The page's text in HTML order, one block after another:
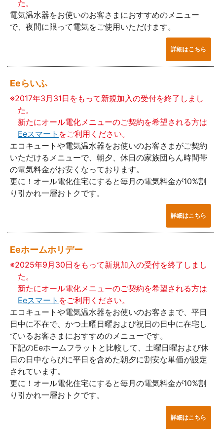
た。
電気温水器をお使いのお客さまにおすすめのメニュー
で、夜間に限って電気をご使用いただけます。
詳細はこちら
Eeらいふ
※2017年3月31日をもって新規加入の受付を終了しまし
た。
新たにオール電化メニューのご契約を希望される方は
Eeスマート をご利用ください。
エコキュートや電気温水器をお使いのお客さまがご契約
いただけるメニューで、朝夕、休日の家族団らん時間帯
の電気料金がお安くなっております。
更に！オール電化住宅にすると毎月の電気料金が10%割
り引かれ一層おトクです。
詳細はこちら
Eeホームホリデー
※2025年9月30日をもって新規加入の受付を終了しまし
た。
新たにオール電化メニューのご契約を希望される方は
Eeスマート をご利用ください。
エコキュートや電気温水器をお使いのお客さまで、平日
日中に不在で、かつ土曜日曜および祝日の日中に在宅し
ているお客さまにおすすめのメニューです。
下記のEeホームフラットと比較して、土曜日曜および休
日の日中ならびに平日を含めた朝夕に割安な単価が設定
されています。
更に！オール電化住宅にすると毎月の電気料金が10%割
り引かれ一層おトクです。
詳細はこちら